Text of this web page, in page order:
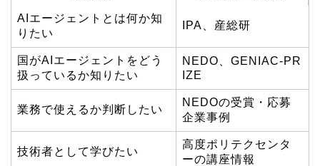
AIエージェントとは何か知
りたい
IPA、産総研
国がAIエージェントをどう
扱っているか知りたい
NEDO、GENIAC-PR
IZE
業務で使えるか判断したい
NEDOの受賞・応募
企業事例
技術者として学びたい
高度ポリテクセンタ
ーの講座情報